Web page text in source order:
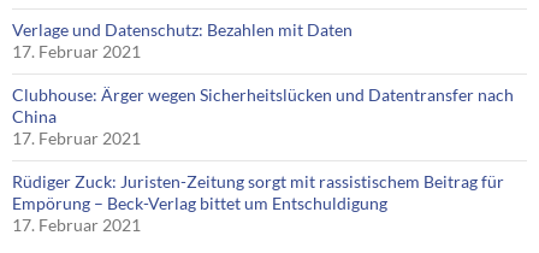
Verlage und Datenschutz: Bezahlen mit Daten
17. Februar 2021
Clubhouse: Ärger wegen Sicherheitslücken und Datentransfer nach
China
17. Februar 2021
Rüdiger Zuck: Juristen-Zeitung sorgt mit rassistischem Beitrag für
Empörung – Beck-Verlag bittet um Entschuldigung
17. Februar 2021